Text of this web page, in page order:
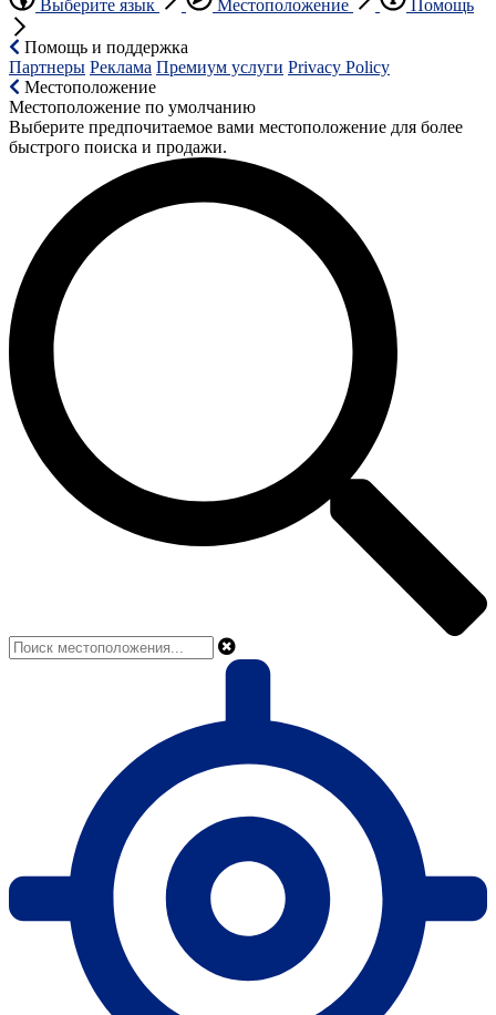
Выберите язык Местоположение Помощь
Помощь и поддержка
Партнеры Реклама Премиум услуги Privacy Policy
Местоположение
Местоположение по умолчанию
Выберите предпочитаемое вами местоположение для более
быстрого поиска и продажи.